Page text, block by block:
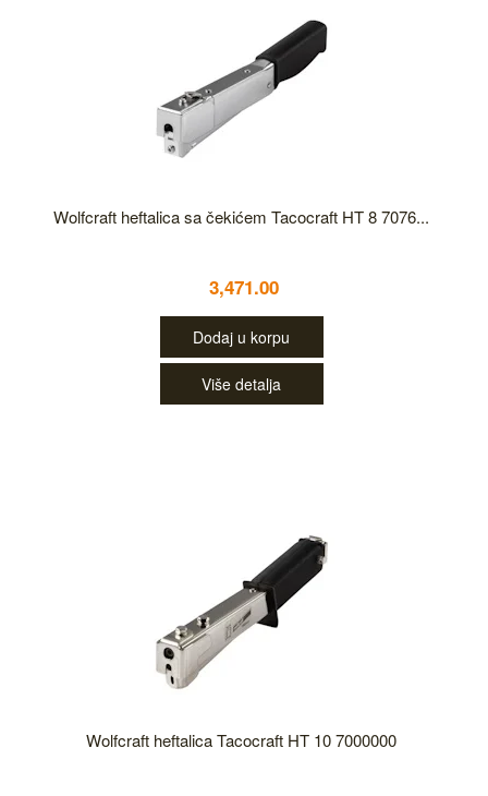
Wolfcraft heftalica sa čekićem Tacocraft HT 8 7076...
3,471.00
Dodaj u korpu
Više detalja
Wolfcraft heftalica Tacocraft HT 10 7000000